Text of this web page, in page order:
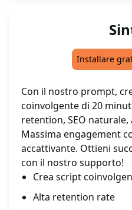
Installare
Con il nostro prompt,
coinvolgente di 20
retention, SEO
Massima engagement
accattivante. Ottieni
con il nostro supporto!
Crea script
Alta retention rate